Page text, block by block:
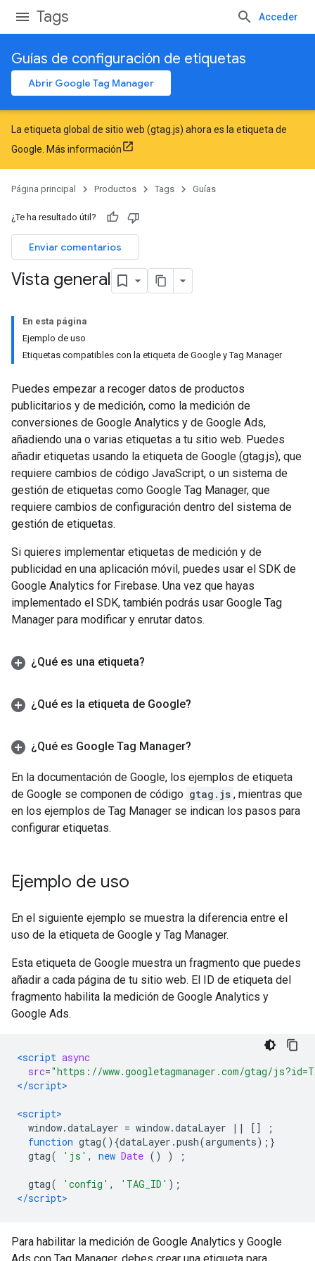
Tags Acceder
Guías de configuración de etiquetas
Abrir Google Tag Manager
La etiqueta global de sitio web (gtag.js) ahora es la etiqueta de
Google. Más información
Página principal Productos Tags Guías
¿Te ha resultado útil?
Enviar comentarios
Vista general
En esta página
Ejemplo de uso
Etiquetas compatibles con la etiqueta de Google y Tag Manager
Puedes empezar a recoger datos de productos
publicitarios y de medición, como la medición de
conversiones de Google Analytics y de Google Ads,
añadiendo una o varias etiquetas a tu sitio web. Puedes
añadir etiquetas usando la etiqueta de Google (gtag.js), que
requiere cambios de código JavaScript, o un sistema de
gestión de etiquetas como Google Tag Manager, que
requiere cambios de configuración dentro del sistema de
gestión de etiquetas.
Si quieres implementar etiquetas de medición y de
publicidad en una aplicación móvil, puedes usar el SDK de
Google Analytics for Firebase. Una vez que hayas
implementado el SDK, también podrás usar Google Tag
Manager para modificar y enrutar datos.
¿Qué es una etiqueta?
¿Qué es la etiqueta de Google?
¿Qué es Google Tag Manager?
En la documentación de Google, los ejemplos de etiqueta
de Google se componen de código gtag.js , mientras que
en los ejemplos de Tag Manager se indican los pasos para
configurar etiquetas.
Ejemplo de uso
En el siguiente ejemplo se muestra la diferencia entre el
uso de la etiqueta de Google y Tag Manager.
Esta etiqueta de Google muestra un fragmento que puedes
añadir a cada página de tu sitio web. El ID de etiqueta del
fragmento habilita la medición de Google Analytics y
Google Ads.
<script async
src="https://www.googletagmanager.com/gtag/
</script>
<script>
window.dataLayer = window.dataLayer || []
;
function gtag(){dataLayer .push(arguments);}
gtag( 'js' , new Date () ) ;
gtag( 'config' , 'TAG_ID' );
</script>
Para habilitar la medición de Google Analytics y Google